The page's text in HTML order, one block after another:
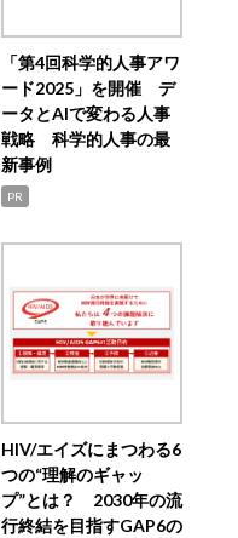
「第4回科学的人事アワ
ード2025」を開催 デ
ータとAIで変わる人事
戦略 科学的人事の最
新事例
PR
HIV/エイズにまつわる6
つの“理解のギャッ
プ”とは？ 2030年の流
行終結を目指すGAP6の